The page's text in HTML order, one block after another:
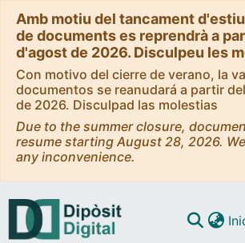
Amb motiu del tancament
de documents es reprendrà a
d'agost de 2026. Disculpeu les
Con motivo del cierre de verano, la
documentos se reanudará a partir
de 2026. Disculpad las molestias
Due to the summer closure,
resume starting August 28, 2026.
any inconvenience.